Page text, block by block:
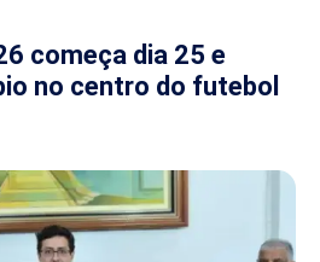
começa dia 25 e
no centro do futebol